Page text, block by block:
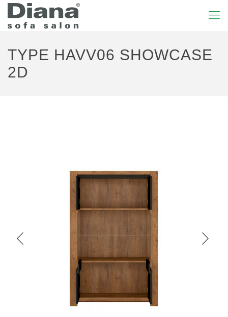
TYPE HAVV06 SHOWCASE
2D